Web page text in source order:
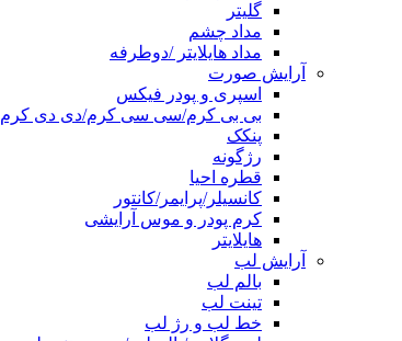
گلیتر
مداد چشم
مداد هایلایتر /دوطرفه
آرایش صورت
اسپری و پودر فیکس
بی بی کرم/سی سی کرم/دی دی کرم
پنکک
رژگونه
قطره احیا
کانسیلر/پرایمر/کانتور
کرم پودر و موس آرایشی
هایلایتر
آرایش لب
بالم لب
تینت لب
خط لب و رژ لب